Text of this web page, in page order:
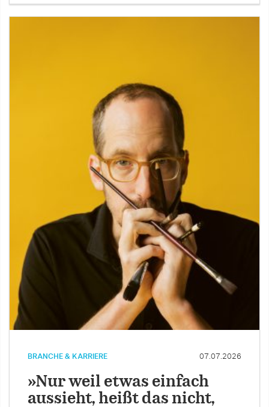
BRANCHE & KARRIERE 07.07.2026
»Nur weil etwas einfach
aussieht, heißt das nicht,